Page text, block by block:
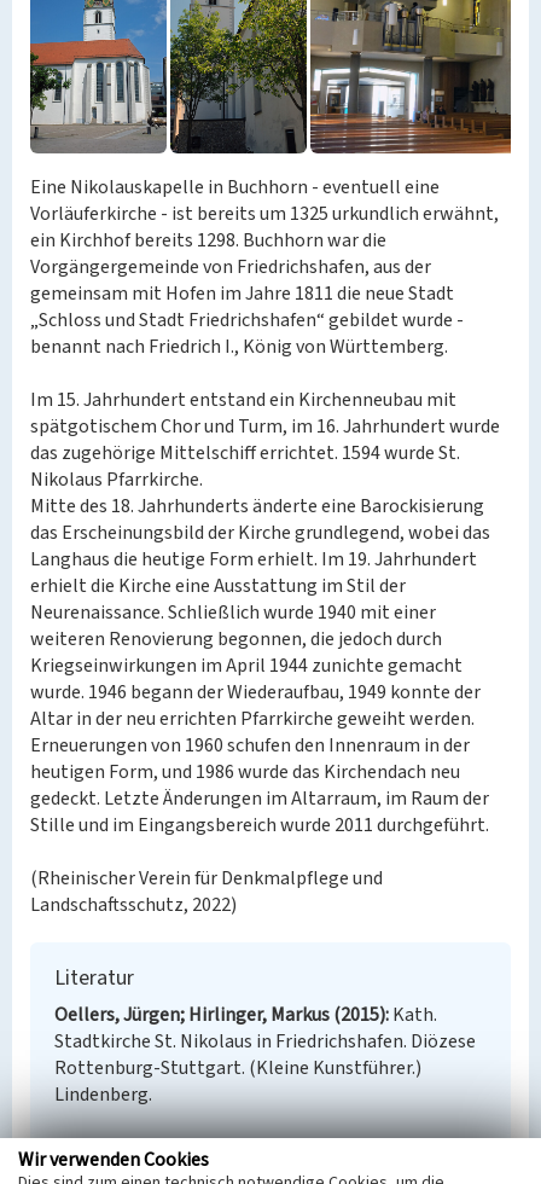
Eine Nikolauskapelle in Buchhorn - eventuell eine
Vorläuferkirche - ist bereits um 1325 urkundlich erwähnt,
ein Kirchhof bereits 1298. Buchhorn war die
Vorgängergemeinde von Friedrichshafen, aus der
gemeinsam mit Hofen im Jahre 1811 die neue Stadt
„Schloss und Stadt Friedrichshafen“ gebildet wurde -
benannt nach Friedrich I., König von Württemberg.
Im 15. Jahrhundert entstand ein Kirchenneubau mit
spätgotischem Chor und Turm, im 16. Jahrhundert wurde
das zugehörige Mittelschiff errichtet. 1594 wurde St.
Nikolaus Pfarrkirche.
Mitte des 18. Jahrhunderts änderte eine Barockisierung
das Erscheinungsbild der Kirche grundlegend, wobei das
Langhaus die heutige Form erhielt. Im 19. Jahrhundert
erhielt die Kirche eine Ausstattung im Stil der
Neurenaissance. Schließlich wurde 1940 mit einer
weiteren Renovierung begonnen, die jedoch durch
Kriegseinwirkungen im April 1944 zunichte gemacht
wurde. 1946 begann der Wiederaufbau, 1949 konnte der
Altar in der neu errichten Pfarrkirche geweiht werden.
Erneuerungen von 1960 schufen den Innenraum in der
heutigen Form, und 1986 wurde das Kirchendach neu
gedeckt. Letzte Änderungen im Altarraum, im Raum der
Stille und im Eingangsbereich wurde 2011 durchgeführt.
(Rheinischer Verein für Denkmalpflege und
Landschaftsschutz, 2022)
Literatur
Oellers, Jürgen; Hirlinger, Markus (2015) Kath.
Stadtkirche St. Nikolaus in Friedrichshafen. Diözese
Rottenburg-Stuttgart. (Kleine Kunstführer.)
Lindenberg.
Wir verwenden Cookies